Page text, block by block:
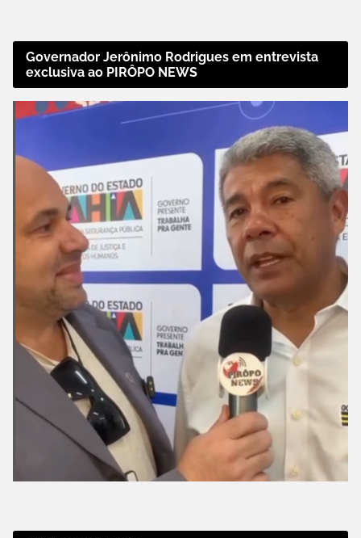
Governador Jerônimo Rodrigues em entrevista
exclusiva ao PIRÔPO NEWS